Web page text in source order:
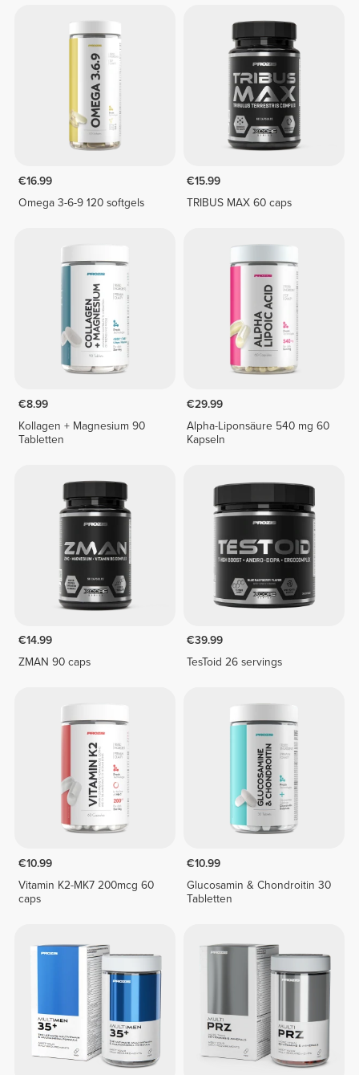
€16.99
Omega 3-6-9 120 softgels
€15.99
TRIBUS MAX 60 caps
€8.99
Kollagen + Magnesium 90
Tabletten
€29.99
Alpha-Liponsäure 540 mg 60
Kapseln
€14.99
ZMAN 90 caps
€39.99
TesToid 26 servings
€10.99
Vitamin K2-MK7 200mcg 60
caps
€10.99
Glucosamin & Chondroitin 30
Tabletten